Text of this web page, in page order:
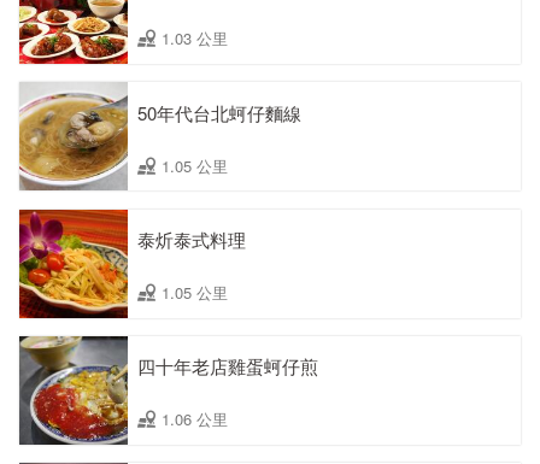
1.03 公里
50年代台北蚵仔麵線
1.05 公里
泰炘泰式料理
1.05 公里
四十年老店雞蛋蚵仔煎
1.06 公里